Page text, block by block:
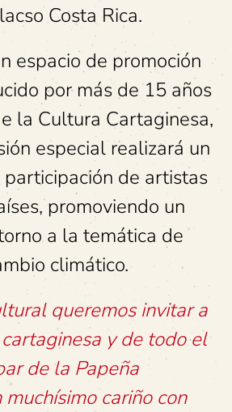
Costa Rica.
espacio de promoción
por más de 15 años
la Cultura Cartaginesa,
especial realizará un
de artistas
promoviendo un
a la temática de
climático.
queremos invitar a
y de todo el
de la Papeña
cariño con